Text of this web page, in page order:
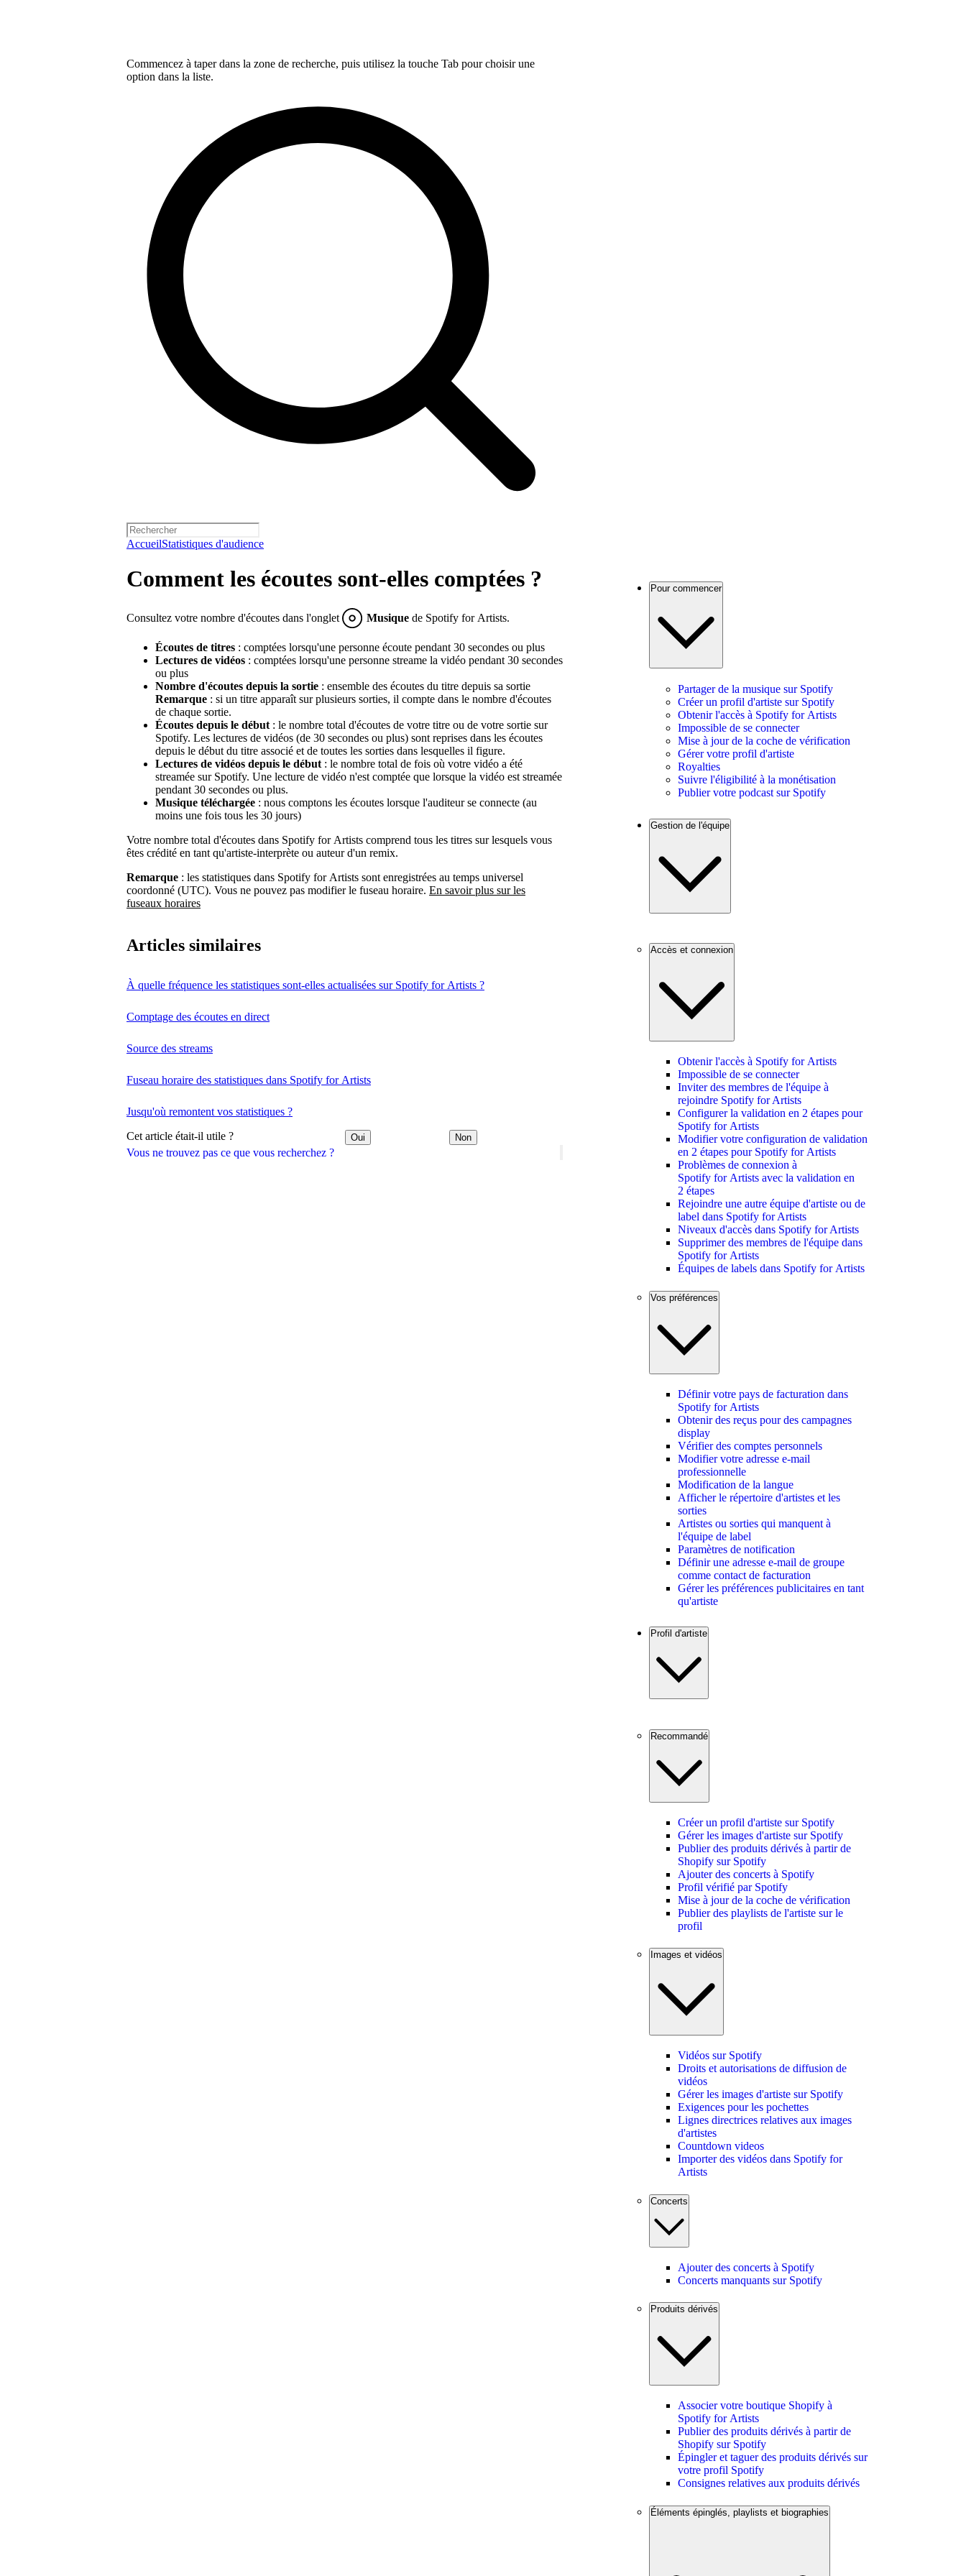
Commencez à taper dans la zone de recherche, puis utilisez la touche Tab pour choisir une
option dans la liste.
AccueilStatistiques d'audience
Vous ne trouvez pas ce que vous recherchez ?
Comment les écoutes sont-elles comptées ?
Consultez votre nombre d'écoutes dans l'onglet Musique de Spotify for Artists.
Écoutes de titres : comptées lorsqu'une personne écoute pendant 30 secondes ou plus
Lectures de vidéos : comptées lorsqu'une personne streame la vidéo pendant 30 secondes
ou plus
Nombre d'écoutes depuis la sortie : ensemble des écoutes du titre depuis sa sortie
Remarque : si un titre apparaît sur plusieurs sorties, il compte dans le nombre d'écoutes
de chaque sortie.
Écoutes depuis le début : le nombre total d'écoutes de votre titre ou de votre sortie sur
Spotify. Les lectures de vidéos (de 30 secondes ou plus) sont reprises dans les écoutes
depuis le début du titre associé et de toutes les sorties dans lesquelles il figure.
Lectures de vidéos depuis le début : le nombre total de fois où votre vidéo a été
streamée sur Spotify. Une lecture de vidéo n'est comptée que lorsque la vidéo est streamée
pendant 30 secondes ou plus.
Musique téléchargée : nous comptons les écoutes lorsque l'auditeur se connecte (au
moins une fois tous les 30 jours)
Votre nombre total d'écoutes dans Spotify for Artists comprend tous les titres sur lesquels vous
êtes crédité en tant qu'artiste-interprète ou auteur d'un remix.
Remarque : les statistiques dans Spotify for Artists sont enregistrées au temps universel
coordonné (UTC). Vous ne pouvez pas modifier le fuseau horaire. En savoir plus sur les
fuseaux horaires
Articles similaires
À quelle fréquence les statistiques sont-elles actualisées sur Spotify for Artists ?
Comptage des écoutes en direct
Source des streams
Fuseau horaire des statistiques dans Spotify for Artists
Jusqu'où remontent vos statistiques ?
Cet article était-il utile ? Oui Non
Pour commencer
Partager de la musique sur Spotify
Créer un profil d'artiste sur Spotify
Obtenir l'accès à Spotify for Artists
Impossible de se connecter
Mise à jour de la coche de vérification
Gérer votre profil d'artiste
Royalties
Suivre l'éligibilité à la monétisation
Publier votre podcast sur Spotify
Gestion de l'équipe
Accès et connexion
Obtenir l'accès à Spotify for Artists
Impossible de se connecter
Inviter des membres de l'équipe à
rejoindre Spotify for Artists
Configurer la validation en 2 étapes pour
Spotify for Artists
Modifier votre configuration de validation
en 2 étapes pour Spotify for Artists
Problèmes de connexion à
Spotify for Artists avec la validation en
2 étapes
Rejoindre une autre équipe d'artiste ou de
label dans Spotify for Artists
Niveaux d'accès dans Spotify for Artists
Supprimer des membres de l'équipe dans
Spotify for Artists
Équipes de labels dans Spotify for Artists
Vos préférences
Définir votre pays de facturation dans
Spotify for Artists
Obtenir des reçus pour des campagnes
display
Vérifier des comptes personnels
Modifier votre adresse e-mail
professionnelle
Modification de la langue
Afficher le répertoire d'artistes et les
sorties
Artistes ou sorties qui manquent à
l'équipe de label
Paramètres de notification
Définir une adresse e-mail de groupe
comme contact de facturation
Gérer les préférences publicitaires en tant
qu'artiste
Profil d'artiste
Recommandé
Créer un profil d'artiste sur Spotify
Gérer les images d'artiste sur Spotify
Publier des produits dérivés à partir de
Shopify sur Spotify
Ajouter des concerts à Spotify
Profil vérifié par Spotify
Mise à jour de la coche de vérification
Publier des playlists de l'artiste sur le
profil
Images et vidéos
Vidéos sur Spotify
Droits et autorisations de diffusion de
vidéos
Gérer les images d'artiste sur Spotify
Exigences pour les pochettes
Lignes directrices relatives aux images
d'artistes
Countdown videos
Importer des vidéos dans Spotify for
Artists
Concerts
Ajouter des concerts à Spotify
Concerts manquants sur Spotify
Produits dérivés
Associer votre boutique Shopify à
Spotify for Artists
Publier des produits dérivés à partir de
Shopify sur Spotify
Épingler et taguer des produits dérivés sur
votre profil Spotify
Consignes relatives aux produits dérivés
Éléments épinglés, playlists et biographies